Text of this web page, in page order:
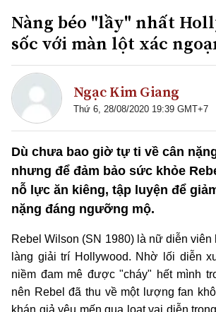
Nàng béo "lầy" nhất
sốc với màn lột xác
Ngạc Kim Giang
Thứ 6, 28/08/2020 19:39 GMT+7
Dù chưa bao giờ tự ti về cân
nhưng để đảm bảo sức khỏe
nỗ lực ăn kiêng, tập luyện để
nặng đáng ngưỡng mộ.
Rebel Wilson (SN 1980) là nữ diễn viên
làng giải trí Hollywood. Nhờ lối diễn
niềm đam mê được "cháy" hết mình
nên Rebel đã thu về một lượng fan